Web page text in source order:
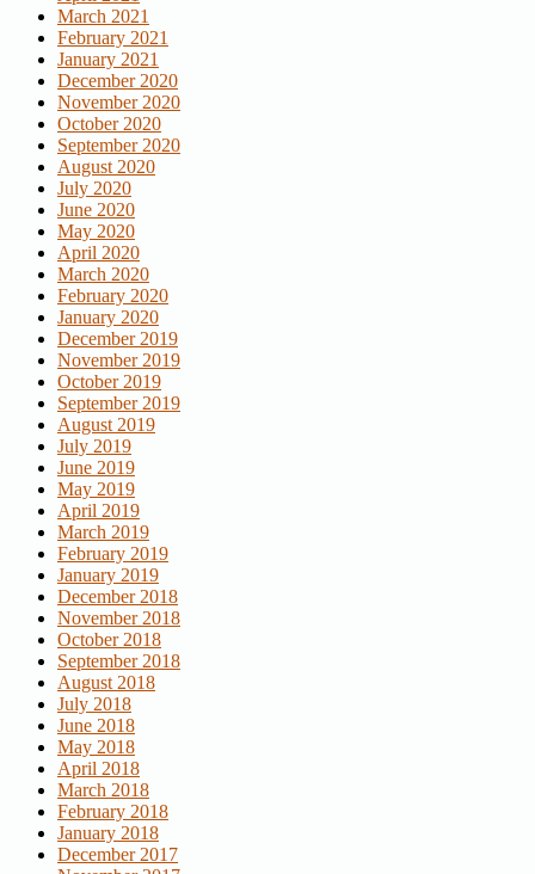
March 2021
February 2021
January 2021
December 2020
November 2020
October 2020
September 2020
August 2020
July 2020
June 2020
May 2020
April 2020
March 2020
February 2020
January 2020
December 2019
November 2019
October 2019
September 2019
August 2019
July 2019
June 2019
May 2019
April 2019
March 2019
February 2019
January 2019
December 2018
November 2018
October 2018
September 2018
August 2018
July 2018
June 2018
May 2018
April 2018
March 2018
February 2018
January 2018
December 2017